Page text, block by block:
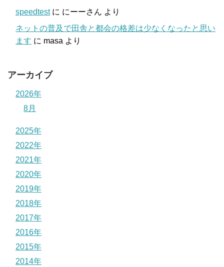
speedtestに にーーさん より
ネットの普及で田舎と都会の格差は少なくなったと思い
ます に masa より
アーカイブ
2026年
8月
2025年
2022年
2021年
2020年
2019年
2018年
2017年
2016年
2015年
2014年